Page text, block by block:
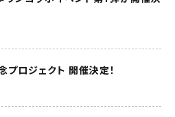
ロジェクト 開催決定！